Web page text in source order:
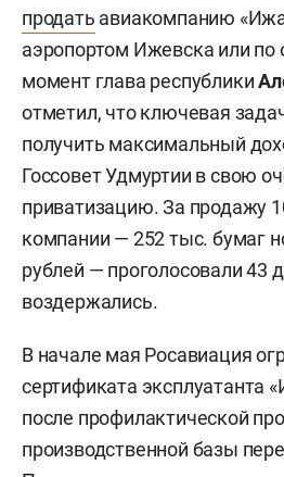
продать авиакомпанию
аэропортом Ижевска или по
момент глава республики
отметил, что ключевая
получить максимальный
Госсовет Удмуртии в свою
приватизацию. За продажу
компании — 252 тыс. бумаг
рублей — проголосовали 43
воздержались.
В начале мая Росавиация
сертификата эксплуатанта
после профилактической
производственной базы